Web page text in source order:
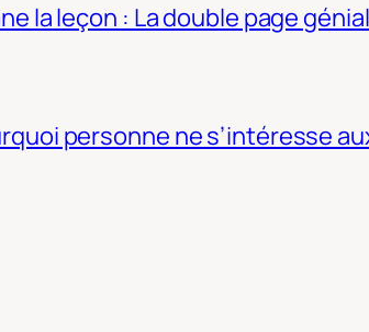
la leçon : La double page
personne ne s’intéresse